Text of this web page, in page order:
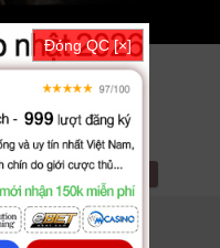
tìm nội gián
2014
Trung Quốc
Tranh Trung Quốc
Đóng QC [×]